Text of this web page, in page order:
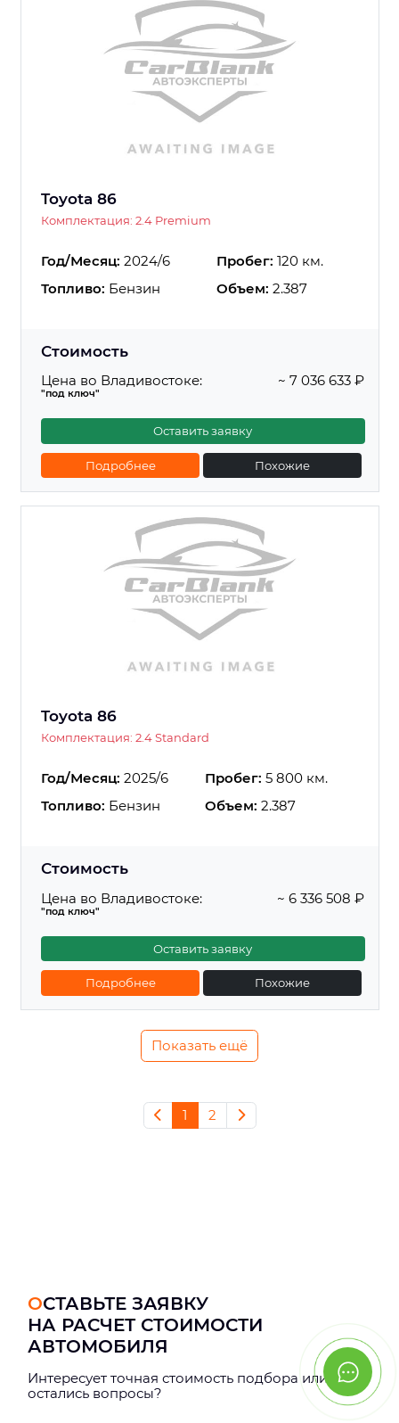
Toyota 86
Комплектация: 2.4 Premium
Год/Месяц: 2024/6 Пробег: 120 км.
Топливо: Бензин Объем: 2.387
Стоимость
Цена во Владивостоке:
"под ключ"
~ 7 036 633 ₽
Оставить заявку
Подробнее Похожие
Toyota 86
Комплектация: 2.4 Standard
Год/Месяц: 2025/6 Пробег: 5 800 км.
Топливо: Бензин Объем: 2.387
Стоимость
Цена во Владивостоке:
"под ключ"
~ 6 336 508 ₽
Оставить заявку
Подробнее Похожие
Показать ещё
1 2
ОСТАВЬТЕ ЗАЯВКУ
НА РАСЧЕТ СТОИМОСТИ
АВТОМОБИЛЯ
Интерeсует точная стоимость подбора или
остались вопросы?